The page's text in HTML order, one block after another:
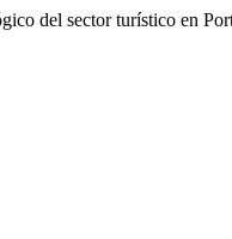
del sector turístico en